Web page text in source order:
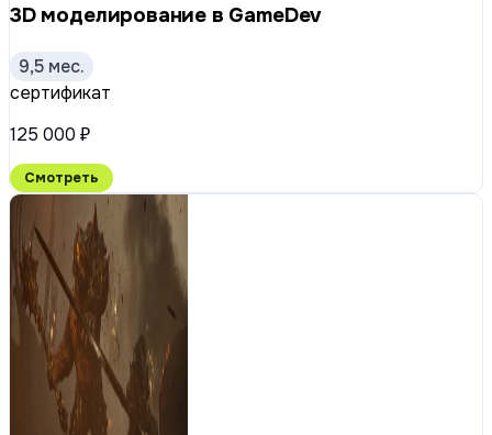
3D моделирование в GameDev
9,5 мес.
сертификат
125 000 ₽
Смотреть